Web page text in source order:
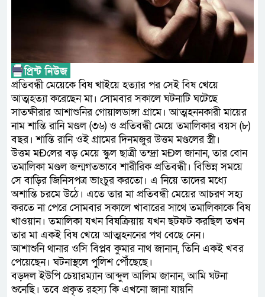
গুরুত্বপূর্ণ ভূমিকা রাখছে: ওয়াসি
আন্তর্জাতিক মানের প্যারা
নিয়েছে সরকার
নদী দূষণ রোধে সমন্বিত
নেই : প্রধানমন্ত্রী
লালমনিরহাটে মাদকসহ
প্রতিবন্ধী মেয়েকে বিষ খাইয়ে হত্যার পর সেই বিষ খেয়ে
আত্মহত্যা করেছেন মা। সোমবার সকালে ঘটনাটি ঘটেছে
সাতক্ষীরার আশাশুনির গোয়ালডাঙ্গা গ্রামে। আত্মহননকারী মায়ের
নাম শান্তি রানি মণ্ডল (৩৬) ও প্রতিবন্ধী মেয়ে তমালিকার বয়স (৮)
বছর। শান্তি রানি ওই গ্রামের দিনমজুর উত্তম মণ্ডলের স্ত্রী।
উত্তম মÐলের বড় মেয়ে স্কুল ছাত্রী তন্দ্রা মÐল জানান, তার বোন
তমালিকা মণ্ডল জন্মগতভাবে শারীরিক প্রতিবন্ধী। বিভিন্ন সময়ে
সে বাড়ির জিনিসপত্র ভাংচুর করতো। এ নিয়ে তাদের মধ্যে
অশান্তি চরমে উঠে। এতে তার মা প্রতিবন্ধী মেয়ের আচরণ সহ্য
করতে না পেরে সোমবার সকালে খাবারের সাথে তমালিকাকে বিষ
খাওয়ান। তমালিকা যখন বিষক্রিয়ায় যখন ছটফট করছিল তখন
তার মা একই বিষ খেয়ে আত্মহননের পথ বেছে নেন।
আশাশুনি থানার ওসি বিপ্লব কুমার নাথ জানান, তিনি একই খবর
পেয়েছেন। ঘটনাস্থলে পুলিশ পৌঁছেছে।
বড়দল ইউপি চেয়ারম্যান আব্দুল আলিম জানান, আমি ঘটনা
শুনেছি। তবে প্রকৃত রহস্য কি এখনো জানা যায়নি